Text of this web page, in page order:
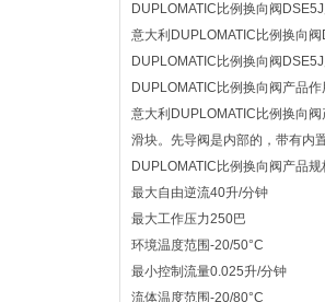
DUPLOMATIC比例换向阀
意大利DUPLOMATIC比例换向
DUPLOMATIC比例换向阀
DUPLOMATIC比例换向阀产品作
意大利DUPLOMATIC比例换向
滑块。先导阀是内部的，带有内
DUPLOMATIC比例换向阀产品
最大自由逆流40升/分钟
最大工作压力250巴
环境温度范围-20/50°C
最小控制流量0.025升/分钟
流体温度范围-20/80°C